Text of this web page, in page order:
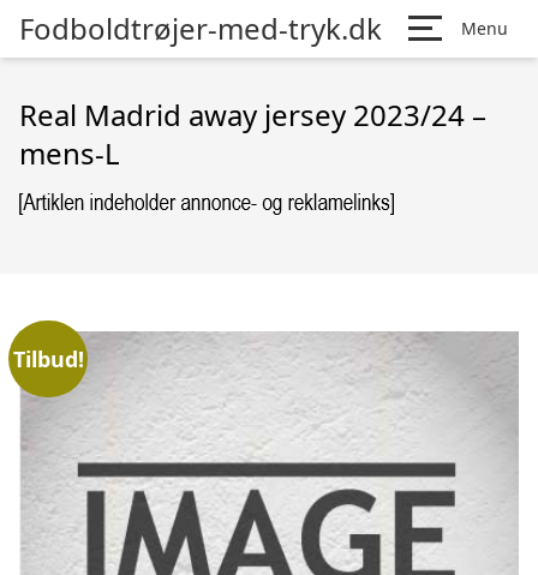
Fodboldtrøjer-med-tryk.dk Menu
Real Madrid away jersey 2023/24 –
mens-L
Tilbud!